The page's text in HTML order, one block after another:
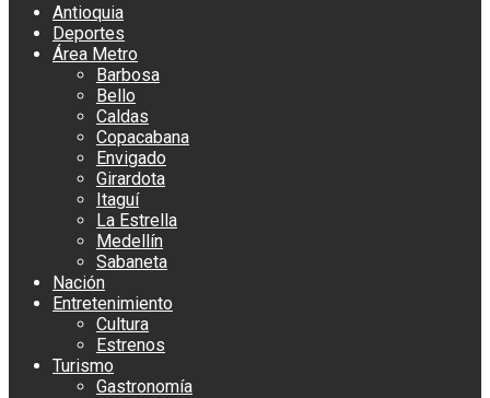
Antioquia
Deportes
Área Metro
Barbosa
Bello
Caldas
Copacabana
Envigado
Girardota
Itaguí
La Estrella
Medellín
Sabaneta
Nación
Entretenimiento
Cultura
Estrenos
Turismo
Gastronomía